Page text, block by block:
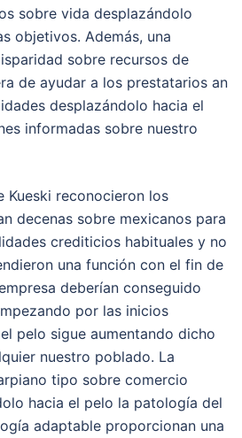
sobre vida desplazándolo
objetivos. Además, una
sobre recursos de
de ayudar a los prestatarios an
desplazándolo hacia el
informadas sobre nuestro
Kueski reconocieron los
decenas sobre mexicanos para
crediticios habituales y no
una función con el fin de
deberían conseguido
por las inicios
pelo sigue aumentando dicho
nuestro poblado. La
tipo sobre comercio
hacia el pelo la patologí­a del
adaptable proporcionan una